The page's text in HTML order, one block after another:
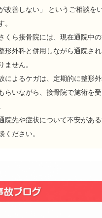
改善しない」 というご相談を
。
くら接骨院には、現在通院中
形外科と併用しながら通院さ
ません。
によるケガは、定期的に整形
らいながら、接骨院で施術を
院先や症状について不安があ
ください。